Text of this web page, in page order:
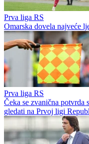
Tužna priča legende:
Nekada je igrao na
Svjetskom prvenstvu,
danas živi u bijedi
Popularno Utakmice Igrači